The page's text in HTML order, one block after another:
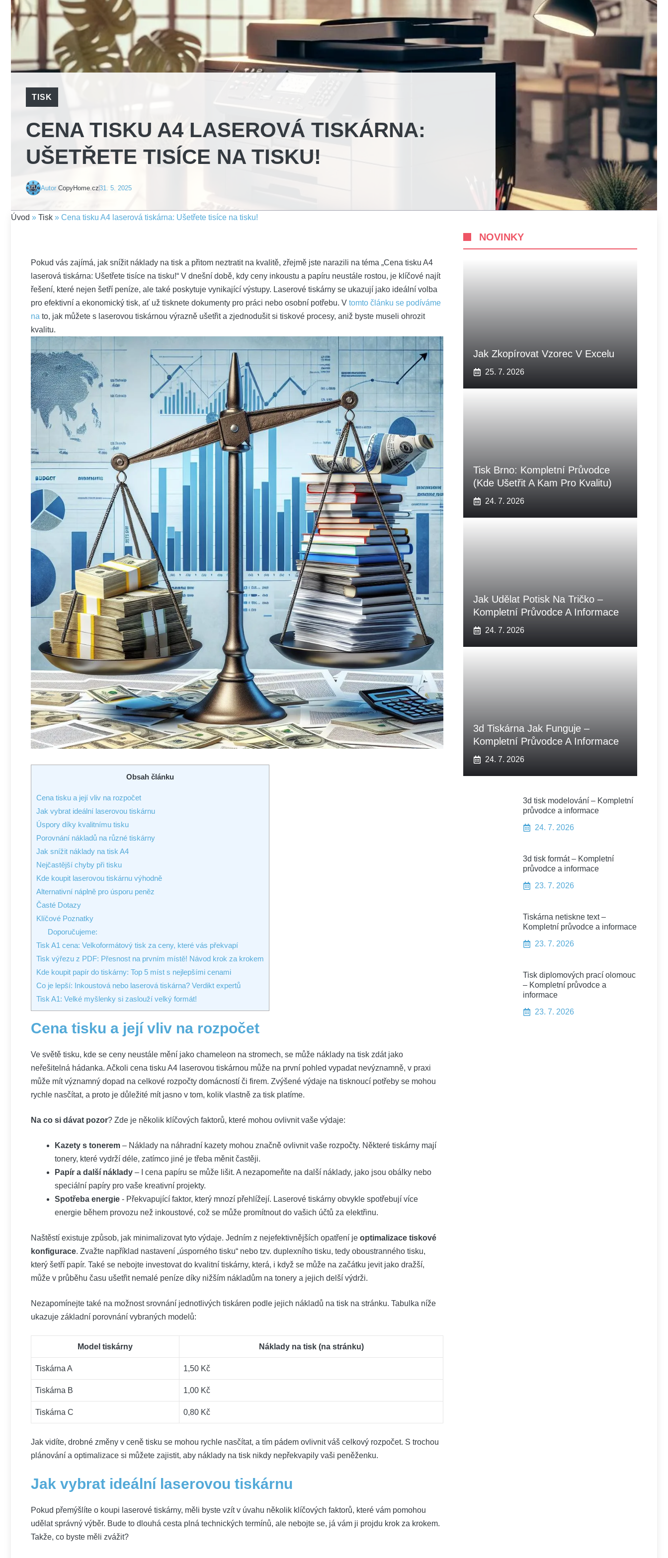
TISK
CENA TISKU A4 LASEROVÁ TISKÁRNA:
UŠETŘETE TISÍCE NA TISKU!
Autor CopyHome.cz31. 5. 2025
Úvod » Tisk » Cena tisku A4 laserová tiskárna: Ušetřete tisíce na tisku!
Pokud vás zajímá,‍ jak​ snížit⁤ náklady na tisk a‌ přitom ⁢neztratit na kvalitě, zřejmě jste ⁢narazili na ‍téma ⁢„Cena tisku‌ A4
laserová tiskárna: Ušetřete tisíce‌ na ⁤tisku!“⁣ V dnešní​ době, kdy⁤ ceny ‌inkoustu a papíru neustále ​rostou, je ⁣klíčové‍ najít
řešení, které nejen šetří peníze, ale také poskytuje vynikající výstupy. Laserové tiskárny se ‍ukazují jako ideální volba
pro efektivní a ekonomický tisk,‌ ať už tisknete ⁤dokumenty​ pro ‍práci⁣ nebo ‌osobní potřebu. V tomto článku​ se podíváme
na to, jak můžete⁢ s laserovou‌ tiskárnou​ výrazně ušetřit a zjednodušit si ‍tiskové⁢ procesy, aniž byste museli ‍ohrozit
kvalitu.
Obsah článku
Cena‍ tisku a její vliv‍ na rozpočet
Jak vybrat ideální laserovou ‌tiskárnu
Úspory​ díky kvalitnímu tisku
Porovnání ‍nákladů⁤ na různé ‍tiskárny
Jak snížit ⁣náklady na ‍tisk A4
Nejčastější​ chyby při tisku
Kde⁤ koupit‍ laserovou ‍tiskárnu výhodně
Alternativní náplně pro úsporu⁤ peněz
Časté Dotazy
Klíčové‌ Poznatky
Doporučujeme:
Tisk A1 cena: Velkoformátový tisk za ceny, které vás překvapí
Tisk výřezu z PDF: Přesnost na prvním místě! Návod krok za krokem
Kde koupit papír do tiskárny: Top 5 míst s nejlepšími cenami
Co je lepší: Inkoustová nebo laserová tiskárna? Verdikt expertů
Tisk A1: Velké myšlenky si zaslouží velký formát!
Cena‍ tisku a její vliv‍ na rozpočet
Ve světě tisku, kde‌ se ​ceny neustále‍ mění jako​ chameleon na​ stromech,​ se může náklady ‌na ⁣tisk zdát ‌jako
neřešitelná hádanka. ​Ačkoli cena tisku‌ A4 laserovou tiskárnou může ​na první pohled vypadat​ nevýznamně, v praxi‍
může mít ⁣významný dopad na celkové rozpočty⁤ domácností⁢ či firem. Zvýšené výdaje ‍na tisknoucí​ potřeby ​se⁤ mohou
rychle nasčítat, ‌a⁣ proto ⁤je důležité mít⁢ jasno v ​tom,‌ kolik vlastně za tisk platíme.
Na co si ⁤dávat pozor?‌ Zde je ‌několik ​klíčových faktorů, které⁣ mohou ⁤ovlivnit vaše⁤ výdaje:
Kazety s tonerem – Náklady ‌na⁤ náhradní‍ kazety mohou ​značně ovlivnit vaše rozpočty. Některé ⁢tiskárny mají
tonery,​ které ⁣vydrží déle, zatímco jiné⁢ je třeba měnit​ častěji.
Papír a další náklady – I cena papíru se ‌může lišit. A‍ nezapomeňte na další náklady, jako jsou obálky nebo
speciální papíry ⁢pro⁢ vaše kreativní ​projekty.
Spotřeba ‍energie -‌ Překvapující faktor,​ který mnozí přehlížejí.‍ Laserové⁣ tiskárny⁢ obvykle spotřebují více
energie⁤ během provozu než ⁢inkoustové,‍ což ⁣se může promítnout ⁣do​ vašich účtů za elektřinu.
Naštěstí existuje způsob,⁢ jak minimalizovat ​tyto výdaje. Jedním z nejefektivnějších ⁤opatření je optimalizace tiskové
konfigurace. Zvažte například nastavení „úsporného tisku“ nebo tzv.⁤ duplexního tisku, tedy oboustranného tisku,
který šetří papír. Také se‍ nebojte ‍investovat do kvalitní tiskárny,‌ která, ⁤i ‌když‍ se může⁢ na ⁤začátku jevit jako dražší,‌
může v průběhu času ušetřit nemalé peníze díky nižším nákladům na tonery‍ a ‌jejich delší výdrži.
Nezapomínejte také na možnost ​srovnání ⁢jednotlivých tiskáren ‌podle jejich⁢ nákladů na tisk na‍ stránku. Tabulka níže
ukazuje ⁢základní porovnání vybraných modelů:
Model tiskárny Náklady na⁢ tisk (na⁢ stránku)
Tiskárna A 1,50 Kč
Tiskárna B 1,00 Kč
Tiskárna‍ C 0,80 Kč
Jak vidíte,⁣ drobné ‍změny v ceně tisku⁤ se mohou⁢ rychle nasčítat, a ​tím pádem ovlivnit⁢ váš celkový rozpočet. S trochou ​
plánování a optimalizace si​ můžete zajistit, aby náklady na tisk nikdy​ nepřekvapily vaši peněženku.
Jak vybrat ideální laserovou ‌tiskárnu
Pokud ​přemýšlíte ⁢o koupi laserové tiskárny, měli ⁤byste ‍vzít v úvahu několik klíčových faktorů, které vám pomohou
udělat⁢ správný ‌výběr. Bude to dlouhá cesta plná technických‌ termínů, ale ‍nebojte se, ⁤já vám ji projdu krok za ⁤krokem.
Takže,‌ co byste měli​ zvážit?
NOVINKY
Jak Zkopírovat Vzorec V Excelu
25. 7. 2026
Tisk Brno: Kompletní Průvodce
(Kde Ušetřit A Kam Pro Kvalitu)
24. 7. 2026
Jak Udělat Potisk Na Tričko –
Kompletní Průvodce A Informace
24. 7. 2026
3d Tiskárna Jak Funguje –
Kompletní Průvodce A Informace
24. 7. 2026
3d tisk modelování – Kompletní
průvodce a informace
24. 7. 2026
3d tisk formát – Kompletní
průvodce a informace
23. 7. 2026
Tiskárna netiskne text –
Kompletní průvodce a informace
23. 7. 2026
Tisk diplomových prací olomouc
– Kompletní průvodce a
informace
23. 7. 2026